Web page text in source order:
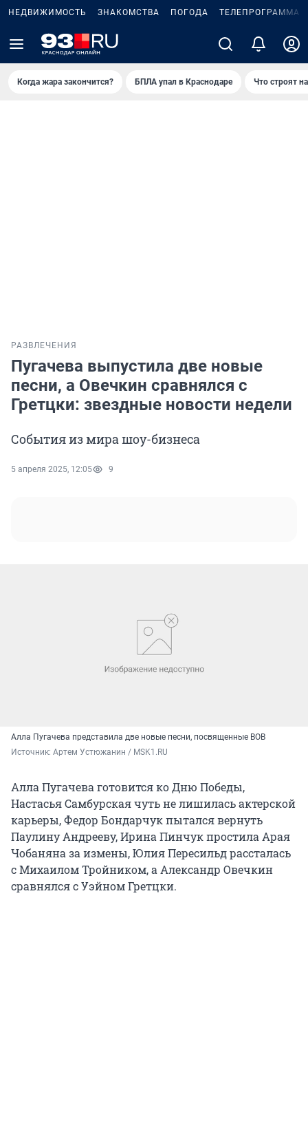
НЕДВИЖИМОСТЬ ЗНАКОМСТВА ПОГОДА ТЕЛЕПРОГРАММА
Когда жара закончится? БПЛА упал в Краснодаре Что строят
РАЗВЛЕЧЕНИЯ
Пугачева выпустила две новые
песни, а Овечкин сравнялся с
Гретцки: звездные новости недели
События из мира шоу-бизнеса
5 апреля 2025, 12:05 9
Алла Пугачева представила две новые песни, посвященные ВОВ
Источник: Артем Устюжанин / MSK1.RU
Алла Пугачева готовится ко Дню Победы,
Настасья Самбурская чуть не лишилась актерской
карьеры, Федор Бондарчук пытался вернуть
Паулину Андрееву, Ирина Пинчук простила Арая
Чобаняна за измены, Юлия Пересильд рассталась
с Михаилом Тройником, а Александр Овечкин
сравнялся с Уэйном Гретцки.